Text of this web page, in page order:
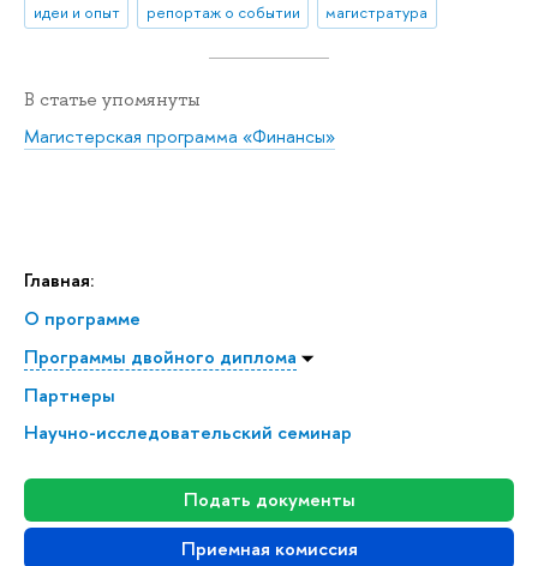
Главная:
О программе
Программы двойного диплома
Партнеры
Научно-исследовательский семинар
Подать документы
Приемная комиссия
идеи и опыт репортаж о событии магистратура
В статье упомянуты
Магистерская программа «Финансы»